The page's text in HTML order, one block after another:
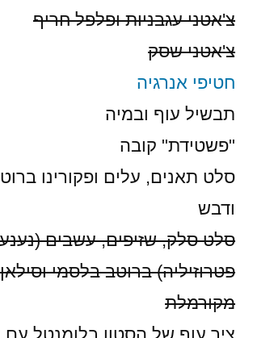
צ'אטני עגבניות ופלפל חריף
צ'אטני שסק
חטיפי אנרגיה
תבשיל עוף ובמיה
"פשטידת" קובה
סלט תאנים, עלים ופקורינו
ודבש
סלט סלק, שזיפים, עשבים
פטרוזיליה) ברוטב בלסמי
מקורמלת